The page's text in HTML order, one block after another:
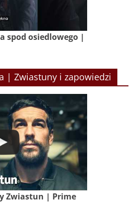
spod osiedlowego |
| Zwiastuny i zapowiedzi
Zwiastun | Prime